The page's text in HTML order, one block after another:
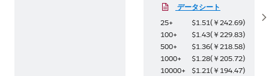
データシート
25+
$1.51(￥242.69)
100+
$1.43(￥229.83)
500+
$1.36(￥218.58)
1000+
$1.28(￥205.72)
10000+
$1.21(￥194.47)